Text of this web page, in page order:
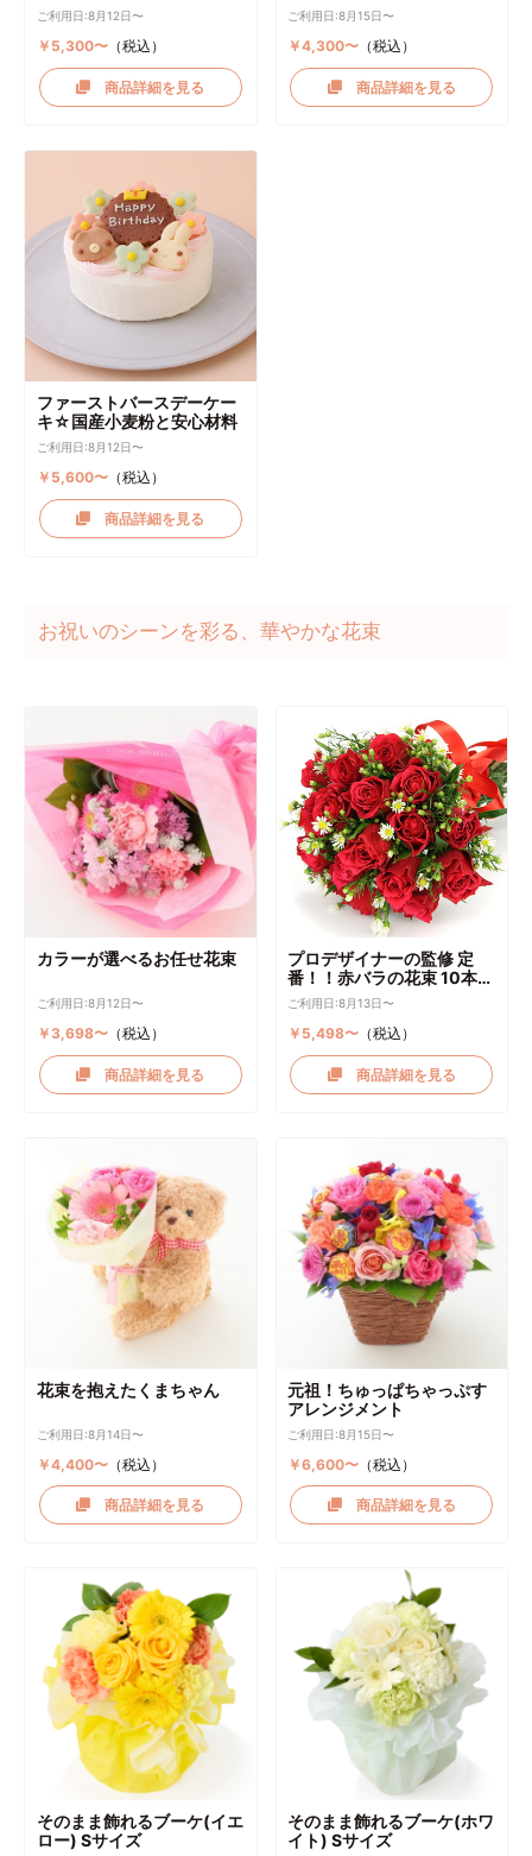
デーケーキ ケーキトッパー
付き
ご利用日:8月12日〜
￥5,300〜（税込）
商品詳細を見る
リーム
ご利用日:8月15日〜
￥4,300〜 （税込）
商品詳細を見る
ファーストバースデーケー
キ☆国産小麦粉と安心材料
ご利用日:8月12日〜
￥5,600〜（税込）
商品詳細を見る
お祝いのシーンを彩る、華やかな花束
カラーが選べるお任せ花束
ご利用日:8月12日〜
￥3,698〜（税込）
商品詳細を見る
プロデザイナーの監修 定
番！！赤バラの花束 10本～
選択可能
ご利用日:8月13日〜
￥5,498〜 （税込）
商品詳細を見る
花束を抱えたくまちゃん
ご利用日:8月14日〜
￥4,400〜（税込）
商品詳細を見る
元祖！ちゅっぱちゃっぷす
アレンジメント
ご利用日:8月15日〜
￥6,600〜 （税込）
商品詳細を見る
そのまま飾れるブーケ(イエ
ロー) Sサイズ
そのまま飾れるブーケ(ホワ
イト) Sサイズ